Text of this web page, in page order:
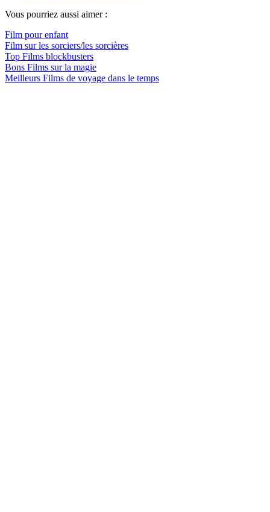
Vous pourriez aussi aimer :
Film pour enfant
Film sur les sorciers/les sorcières
Top Films blockbusters
Bons Films sur la magie
Meilleurs Films de voyage dans le temps